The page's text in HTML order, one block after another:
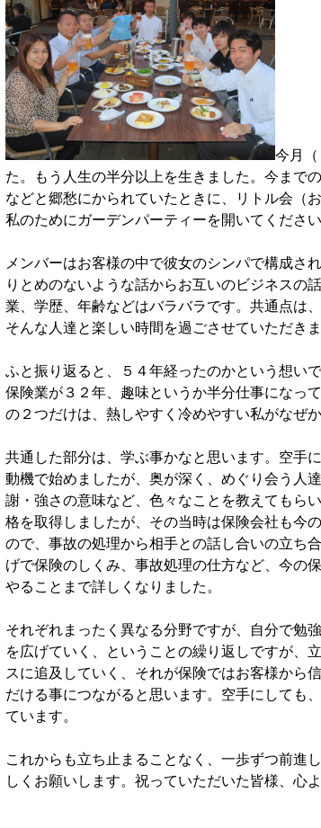
今月
た。もう人生の半分以上を生きました。今まで
などと郷愁にかられていたときに、リトル会（
私のためにガーデンパーティーを開いてください
メンバーはお客様の中で彼女のシンパで構成さ
りとめのないような話からお互いのビジネスの
業、学歴、年齢などはバラバラです。共通点は
そんな人達と楽しい時間を過ごさせていただきま
ふと振り返ると、５４年経ったのかという想い
保険業が３２年、趣味というか半分仕事になっ
の２つだけは、熱しやすく冷めやすい私がなぜ
共通した部分は、学ぶ事かなと思います。空手
動機で始めましたが、奥が深く、めぐり会う人
謝・強さの意味など、色々なことを教えてもら
格を取得しましたが、その当時は保険会社も今
ので、事故の処理から相手との話し合いの立ち
げで保険のしくみ、事故処理の仕方など、今の
やることまで詳しくなりました。
それぞれまったく異なる分野ですが、自分で勉
を広げていく、ということの繰り返しですが、
スに追及していく、それが保険ではお客様から
だける事につながると思います。空手にしても
ています。
これからも立ち止まることなく、一歩ずつ前進
しくお願いします。祝っていただいた皆様、心